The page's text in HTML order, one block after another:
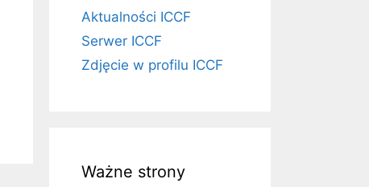
Aktualności ICCF
Serwer ICCF
Zdjęcie w profilu ICCF
Ważne strony